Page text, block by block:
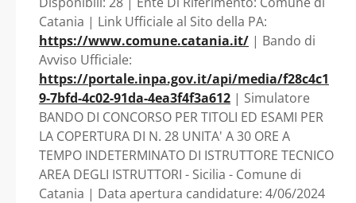
Catania | Link Ufficiale al Sito della PA:
https://www.comune.catania.it/ | Bando di
Avviso Ufficiale:
https://portale.inpa.gov.it/api/media/f28c4c1
9-7bfd-4c02-91da-4ea3f4f3a612 | Simulatore
BANDO DI CONCORSO PER TITOLI ED ESAMI PER
LA COPERTURA DI N. 28 UNITA' A 30 ORE A
TEMPO INDETERMINATO DI ISTRUTTORE TECNICO
AREA DEGLI ISTRUTTORI - Sicilia - Comune di
Catania | Data apertura candidature: 4/06/2024